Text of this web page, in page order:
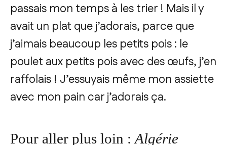
passais mon temps à les trier ! Mais il y
avait un plat que j’adorais, parce que
j’aimais beaucoup les petits pois : le
poulet aux petits pois avec des œufs, j’en
raffolais ! J’essuyais même mon assiette
avec mon pain car j’adorais ça.
Pour aller plus loin :Algérie